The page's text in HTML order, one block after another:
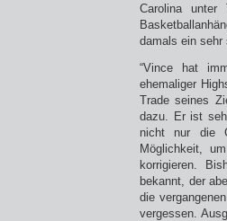
Carolina unter
damals ein
“Vince hat
ehemaliger
Trade seines
dazu. Er ist
nicht nur die
Möglichkeit,
korrigieren.
bekannt, der
die
vergessen.